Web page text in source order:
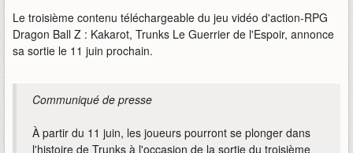
Le troisième contenu téléchargeable du jeu vidéo d'action-RPG
Dragon Ball Z : Kakarot, Trunks Le Guerrier de l'Espoir, annonce
sa sortie le 11 juin prochain.
Communiqué de presse
À partir du 11 juin, les joueurs pourront se plonger dans
l'histoire de Trunks à l'occasion de la sortie du troisième